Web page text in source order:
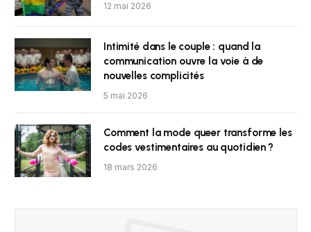
12 mai 2026
Intimité dans le couple : quand la
communication ouvre la voie à de
nouvelles complicités
5 mai 2026
Comment la mode queer transforme les
codes vestimentaires au quotidien ?
18 mars 2026